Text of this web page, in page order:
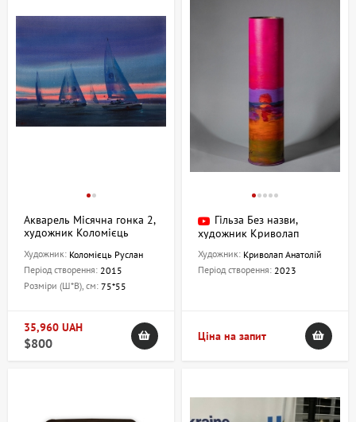
мистецтва. Ці витвори стануть не лише чудовою окрасою
інтер'єру, а й вигідною інвестицією, оскільки їхня цінність з
часом зростає.
Інвестиції в мистецтво — це вкладення у вічні цінності. Купуючи
роботи з нашої колекції, ви стаєте володарем частини культурної
спадщини України.
Акварель Місячна гонка 2,
художник Коломієць
Художник: Коломієць Руслан
Період створення: 2015
Розміри (Ш*В), см: 75*55
35,960 UAH
$800
Гільза Без назви,
художник Криволап
Художник: Криволап Анатолій
Період створення: 2023
Ціна на запит